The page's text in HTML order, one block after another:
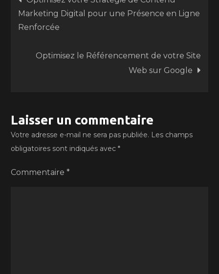
de
l’article
Marketing Digital pour une Présence en Ligne
Renforcée
Optimisez le Référencement de votre Site
Web sur Google
Laisser un commentaire
Votre adresse e-mail ne sera pas publiée. Les champs
obligatoires sont indiqués avec*
Commentaire*